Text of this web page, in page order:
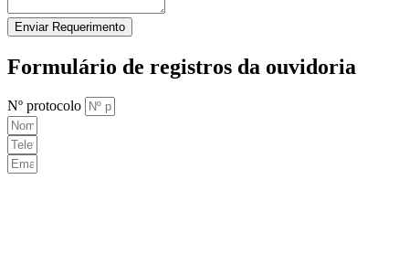
Enviar Requerimento
Formulário de registros da ouvidoria
Nº protocolo